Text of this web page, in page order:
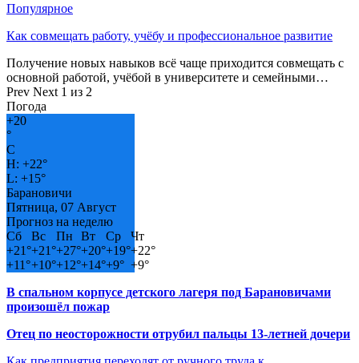
Популярное
Как совмещать работу, учёбу и профессиональное развитие
Получение новых навыков всё чаще приходится совмещать с
основной работой, учёбой в университете и семейными…
Prev Next 1 из 2
Погода
+20
°
C
H: +22°
L: +15°
Барановичи
Пятница, 07 Август
Прогноз на неделю
Сб
Вс Пн Вт Ср
Чт
+21°+21°+27°+20°+19°+22°
+11°+10°+12°+14°+9° +9°
В спальном корпусе детского лагеря под Барановичами
произошёл пожар
Отец по неосторожности отрубил пальцы 13-летней дочери